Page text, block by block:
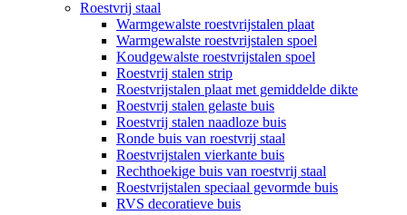
Roestvrij staal
Warmgewalste roestvrijstalen plaat
Warmgewalste roestvrijstalen spoel
Koudgewalste roestvrijstalen spoel
Roestvrij stalen strip
Roestvrijstalen plaat met gemiddelde dikte
Roestvrij stalen gelaste buis
Roestvrij stalen naadloze buis
Ronde buis van roestvrij staal
Roestvrijstalen vierkante buis
Rechthoekige buis van roestvrij staal
Roestvrijstalen speciaal gevormde buis
RVS decoratieve buis